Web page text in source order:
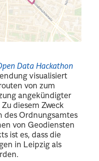
Data Hackathon
visualisiert
von zum
angekündigter
diesem Zweck
des Ordnungsamtes
von Geodiensten
ist es, dass die
in Leipzig als